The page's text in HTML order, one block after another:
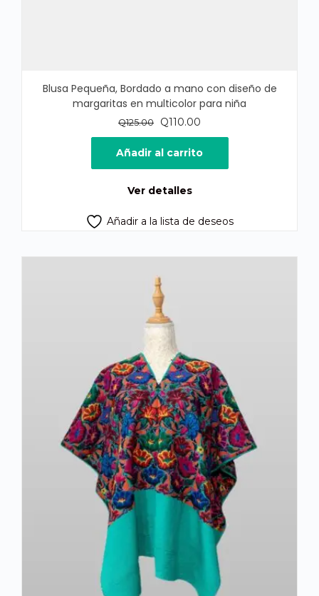
Blusa Pequeña, Bordado a mano con diseño de
margaritas en multicolor para niña
Q125.00
El
precio
original
era:
Q110.00
precio
actual
es:
Añadir al carrito
Ver detalles
Añadir a la lista de deseos